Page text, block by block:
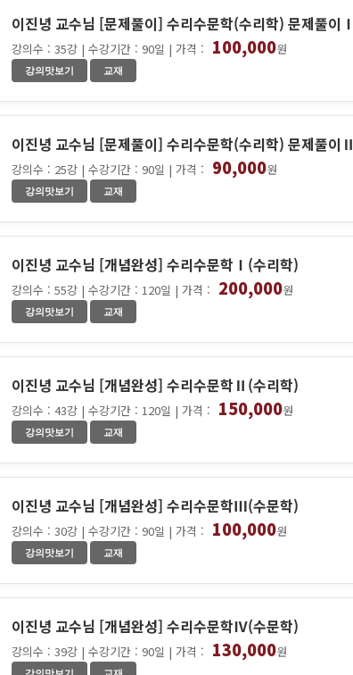
이진녕 교수님 [문제풀이] 수리수문학(수리학) 문제풀이Ⅰ
강의수 : 35강 | 수강기간 : 90일 | 가격 : 100,000원
이진녕 교수님 [문제풀이] 수리수문학(수리학) 문제풀이Ⅱ
강의수 : 25강 | 수강기간 : 90일 | 가격 : 90,000원
이진녕 교수님 [개념완성] 수리수문학Ⅰ(수리학)
강의수 : 55강 | 수강기간 : 120일 | 가격 : 200,000원
이진녕 교수님 [개념완성] 수리수문학Ⅱ(수리학)
강의수 : 43강 | 수강기간 : 120일 | 가격 : 150,000원
이진녕 교수님 [개념완성] 수리수문학Ⅲ(수문학)
강의수 : 30강 | 수강기간 : 90일 | 가격 : 100,000원
이진녕 교수님 [개념완성] 수리수문학Ⅳ(수문학)
강의수 : 39강 | 수강기간 : 90일 | 가격 : 130,000원